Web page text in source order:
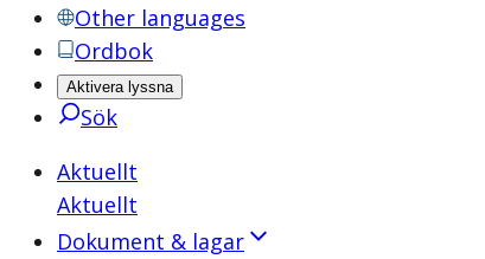
Other languages
Ordbok
Aktivera lyssna
Sök
Aktuellt
Aktuellt
Dokument & lagar